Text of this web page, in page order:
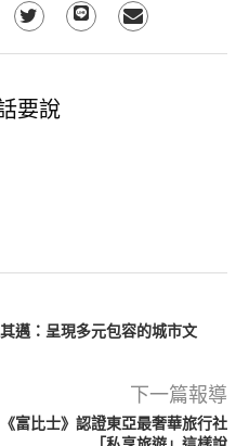
要說
邁：呈現多元包容的城市文
下一篇報導
富比士》認證東亞最奢華旅行社